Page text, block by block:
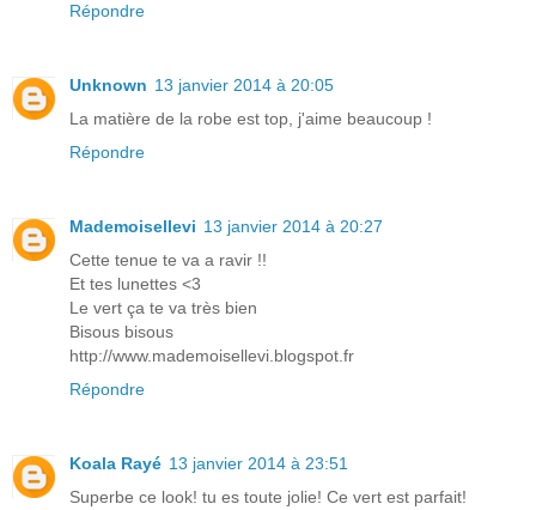
Répondre
Unknown 13 janvier 2014 à 20:05
La matière de la robe est top, j'aime beaucoup !
Répondre
Mademoisellevi 13 janvier 2014 à 20:27
Cette tenue te va a ravir !!
Et tes lunettes <3
Le vert ça te va très bien
Bisous bisous
http://www.mademoisellevi.blogspot.fr
Répondre
Koala Rayé 13 janvier 2014 à 23:51
Superbe ce look! tu es toute jolie! Ce vert est parfait!